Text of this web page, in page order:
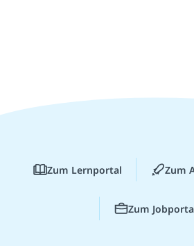
Zum Lernportal Zum
Zum